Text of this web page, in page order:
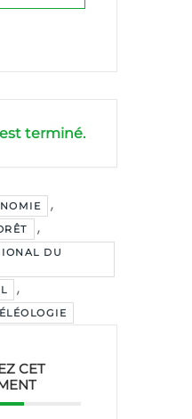
terminé.
,
,
DU
,
CET